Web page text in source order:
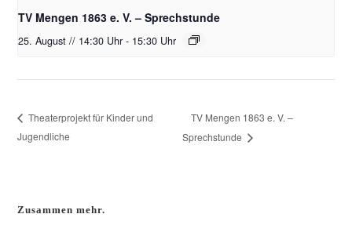
TV Mengen 1863 e. V. – Sprechstunde
25. August // 14:30 Uhr - 15:30 Uhr
Theaterprojekt für Kinder und
Jugendliche
TV Mengen 1863 e. V. –
Sprechstunde
Zusammen mehr.